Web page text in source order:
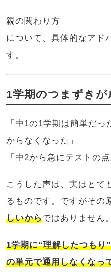
親の関わり方
について、具体的なアド
す。
1学期のつまずき
「中1の1学期は簡単だ
からなくなった」
「中2から急にテストの
こうした声は、実はとて
るものです。ですがその
しいからではありません。
1学期に“理解したつもり
の単元で通用しなくなっ